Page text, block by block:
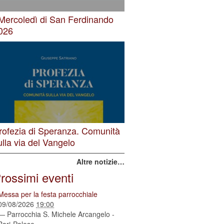
di San Ferdinando
di Speranza. Comunità
via del Vangelo
Altre notizie…
eventi
per la festa parrocchiale
08/2026 19:00
Parrocchia S. Michele Arcangelo -